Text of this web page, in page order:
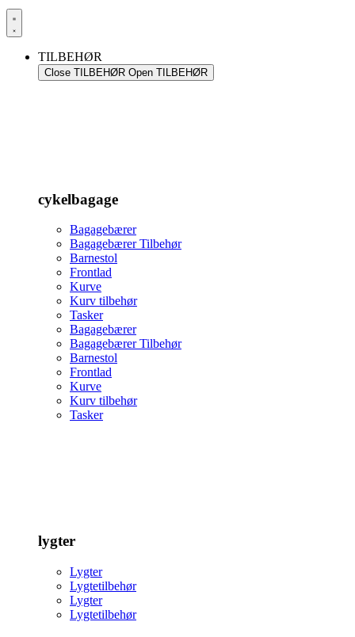
TILBEHØR
Close TILBEHØR Open TILBEHØR
cykelbagage
Bagagebærer
Bagagebærer Tilbehør
Barnestol
Frontlad
Kurve
Kurv tilbehør
Tasker
Bagagebærer
Bagagebærer Tilbehør
Barnestol
Frontlad
Kurve
Kurv tilbehør
Tasker
lygter
Lygter
Lygtetilbehør
Lygter
Lygtetilbehør